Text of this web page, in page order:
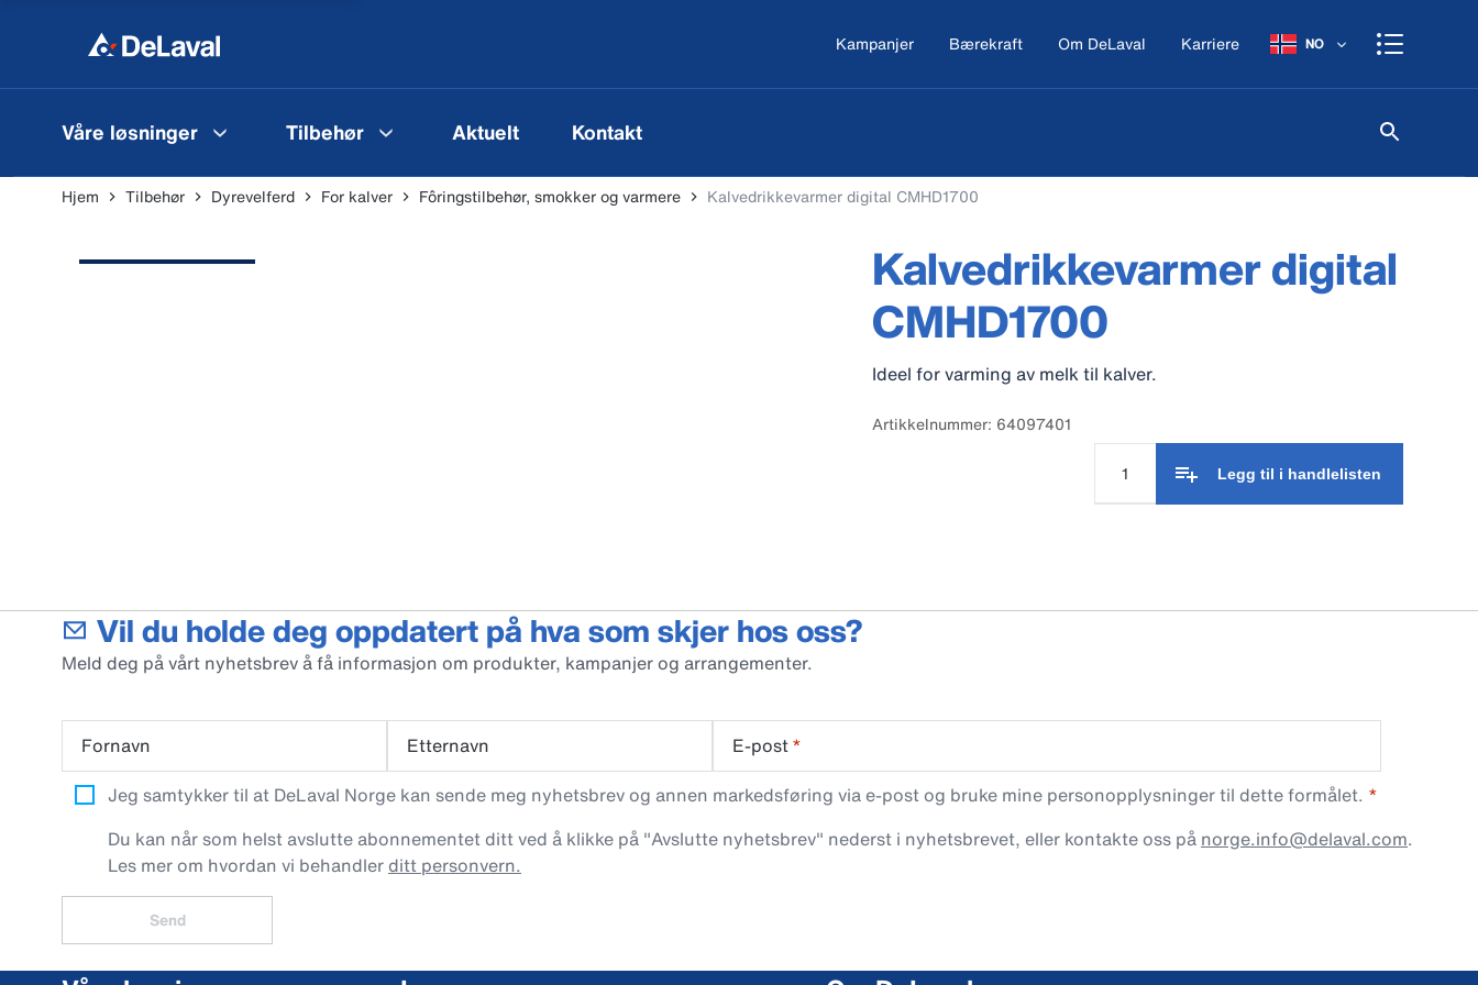
Kampanjer Bærekraft Om DeLaval Karriere NO
Våre løsninger Tilbehør Aktuelt Kontakt
Hjem Tilbehør Dyrevelferd For kalver Fôringstilbehør, smokker og varmere Kalvedrikkevarmer digital CMHD1700
Kalvedrikkevarmer digital
CMHD1700
Ideel for varming av melk til kalver.
Artikkelnummer: 64097401
Legg til i handlelisten
Vil du holde deg oppdatert på hva som skjer hos oss?
Meld deg på vårt nyhetsbrev å få informasjon om produkter, kampanjer og arrangementer.
Fornavn Etternavn E-post*
Jeg samtykker til at DeLaval Norge kan sende meg nyhetsbrev og annen markedsføring via e-post og bruke mine personopplysninger til dette formålet.
Du kan når som helst avslutte abonnementet ditt ved å klikke på "Avslutte nyhetsbrev" nederst i nyhetsbrevet, eller kontakte oss på norge.info@delaval.com.
Les mer om hvordan vi behandlerditt personvern.
Send